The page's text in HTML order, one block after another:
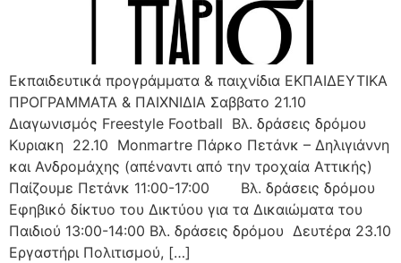
Εκπαιδευτικά προγράμματα & παιχνίδια ΕΚΠΑΙΔΕΥΤΙΚΑ
ΠΡΟΓΡΑΜΜΑΤΑ & ΠΑΙΧΝΙΔΙΑ Σαββατο 21.10
Διαγωνισμός Freestyle Football Βλ. δράσεις δρόμου
Κυριακη 22.10 Μonmartre Πάρκο Πετάνκ – Δηλιγιάννη
και Ανδρομάχης (απέναντι από την τροχαία Αττικής)
Παίζουμε Πετάνκ 11:00-17:00 Βλ. δράσεις δρόμου
Εφηβικό δίκτυο του Δικτύου για τα Δικαιώματα του
Παιδιού 13:00-14:00 Βλ. δράσεις δρόμου Δευτέρα 23.10
Εργαστήρι Πολιτισμού, […]